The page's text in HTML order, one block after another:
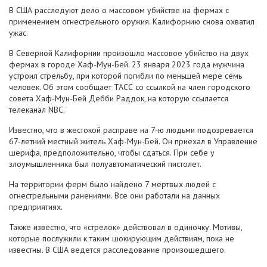
В США расследуют дело о массовом убийстве на фермах с
применением огнестрельного оружия. Калифорнию снова охватил
ужас.
В Северной Калифорнии произошло массовое убийство на двух
фермах в городе Хаф-Мун-Бей. 23 января 2023 года мужчина
устроил стрельбу, при которой погибли по меньшей мере семь
человек. Об этом сообщает ТАСС со ссылкой на член городского
совета Хаф-Мун-Бей Дебби Раддок, на которую ссылается
телеканал NBC.
Известно, что в жестокой расправе на 7-ю людьми подозревается
67-летний местный житель Хаф-Мун-Бей. Он приехал в Управление
шерифа, предположительно, чтобы сдаться. При себе у
злоумышленника был полуавтоматический пистолет.
На территории ферм было найдено 7 мертвых людей с
огнестрельными ранениями. Все они работали на данных
предприятиях.
Также известно, что «стрелок» действовал в одиночку. Мотивы,
которые послужили к таким шокирующим действиям, пока не
известны. В США ведется расследование произошедшего.